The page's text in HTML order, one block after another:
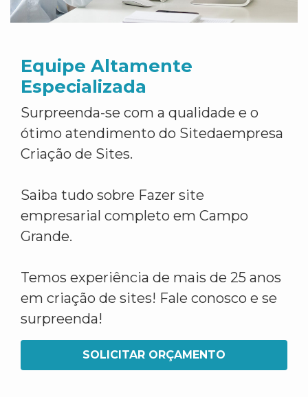
Equipe Altamente
Especializada
Surpreenda-se com a qualidade e o
ótimo atendimento do Sitedaempresa
Criação de Sites.
Saiba tudo sobre Fazer site
empresarial completo em Campo
Grande.
Temos experiência de mais de 25 anos
em criação de sites! Fale conosco e se
surpreenda!
SOLICITAR ORÇAMENTO